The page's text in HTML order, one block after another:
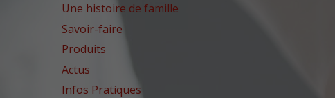
Une histoire de famille
Savoir-faire
Produits
Actus
Infos Pratiques